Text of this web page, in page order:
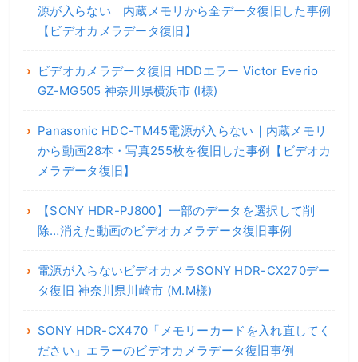
源が入らない｜内蔵メモリから全データ復旧した事例
【ビデオカメラデータ復旧】
ビデオカメラデータ復旧 HDDエラー Victor Everio
GZ-MG505 神奈川県横浜市 (I様)
Panasonic HDC-TM45電源が入らない｜内蔵メモリ
から動画28本・写真255枚を復旧した事例【ビデオカ
メラデータ復旧】
【SONY HDR-PJ800】一部のデータを選択して削
除…消えた動画のビデオカメラデータ復旧事例
電源が入らないビデオカメラSONY HDR-CX270デー
タ復旧 神奈川県川崎市 (M.M様)
SONY HDR-CX470「メモリーカードを入れ直してく
ださい」エラーのビデオカメラデータ復旧事例｜